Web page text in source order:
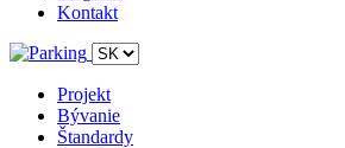
Kontakt
Projekt
Bývanie
Štandardy